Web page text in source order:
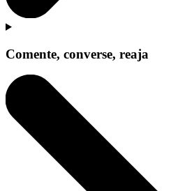
Comente, converse, reaja